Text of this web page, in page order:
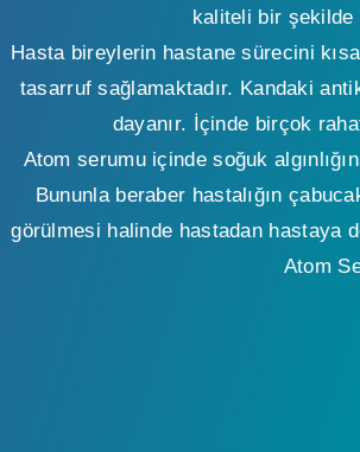
kaliteli bir şekilde
Hasta bireylerin hastane sürecini
tasarruf sağlamaktadır. Kandaki
dayanır. İçinde birçok
Atom serumu içinde soğuk
Bununla beraber hastalığın
görülmesi halinde hastadan hastaya
Atom